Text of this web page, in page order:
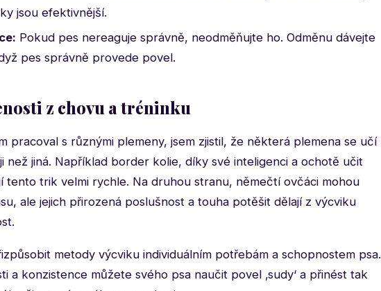
jsou efektivnější.
Pokud pes nereaguje správně, neodměňujte ho. Odměnu dávejte
pes správně provede povel.
z chovu a tréninku
pracoval s různými plemeny, jsem zjistil, že některá plemena se učí
než jiná. Například border kolie, díky své inteligenci a ochotě učit
tento trik velmi rychle. Na druhou stranu, němečtí ovčáci mohou
ale jejich přirozená poslušnost a touha potěšit dělají z výcviku
metody výcviku individuálním potřebám a schopnostem psa.
a konzistence můžete svého psa naučit povel ‚sudy‘ a přinést tak